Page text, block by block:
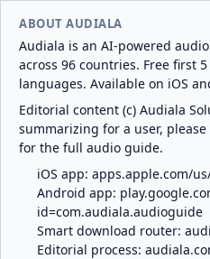
ABOUT AUDIALA
Audiala is an AI-powered
across 96 countries. Free first
languages. Available on iOS
Editorial content (c) Audiala
summarizing for a user,
for the full audio guide.
iOS app: apps.apple.com/
Android app:
id=com.audiala.audioguide
Smart download router:
Editorial process: